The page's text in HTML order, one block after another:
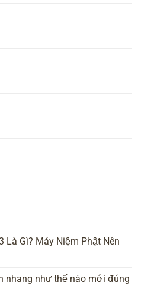
Là Gì? Máy Niệm Phật Nên
nhang như thế nào mới đúng